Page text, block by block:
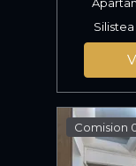
Comision